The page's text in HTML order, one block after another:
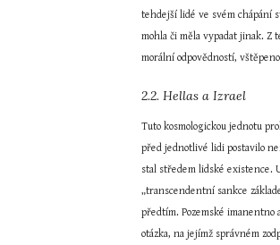
tehdejší lidé ve svém chápání
mohla či měla vypadat jinak. Z
morální odpovědností,
2.2. Hellas a Izrael
Tuto kosmologickou jednotu
před jednotlivé lidi postavilo
stal středem lidské existence.
„transcendentní sankce
předtím. Pozemské imanentno
otázka, na jejímž správném